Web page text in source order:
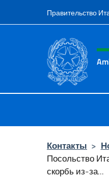
Правительство
Шапка
Контакты >
Посольство
скорбь из-за...